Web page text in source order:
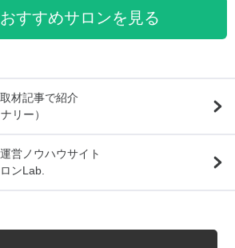
すすめサロンを見る
材記事で紹介
リー）
営ノウハウサイト
ンLab.